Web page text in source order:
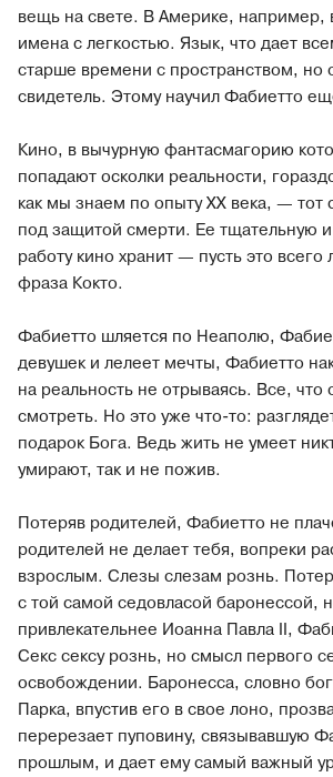
вещь на свете. В Америке,
имена с легкостью. Язык, что дает
старше времени с пространством,
свидетель. Этому научил Фабиетто
Кино, в вычурную фантасмагорию
попадают осколки реальности,
как мы знаем по опыту ХХ века, — тот
под защитой смерти. Ее тщательную
работу кино хранит — пусть это всего
фраза Кокто.
Фабиетто шляется по Неаполю,
девушек и лелеет мечты, Фабиетто
на реальность не отрываясь. Все,
смотреть. Но это уже что-то:
подарок Бога. Ведь жить не умеет
умирают, так и не пожив.
Потеряв родителей, Фабиетто не
родителей не делает тебя, вопреки
взрослым. Слезы слезам рознь.
с той самой седовласой баронессой,
привлекательнее Иоанна Павла II,
Секс сексу рознь, но смысл первого
освобождении. Баронесса, словно
Парка, впустив его в свое лоно,
перерезает пуповину, связывавшую
прошлым, и дает ему самый важный